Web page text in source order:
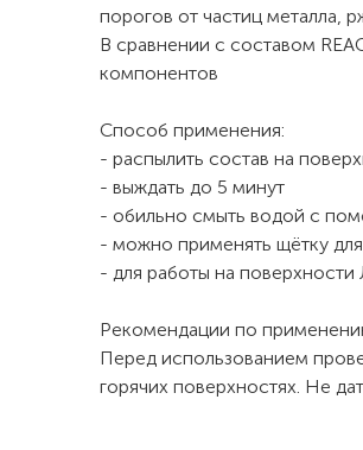
порогов от частиц металла,
В сравнении с составом
компонентов
Способ применения:
- распылить состав на
- выждать до 5 минут
- обильно смыть водой с
- можно применять щётку
- для работы на
Рекомендации по
Перед использованием
горячих поверхностях. Не